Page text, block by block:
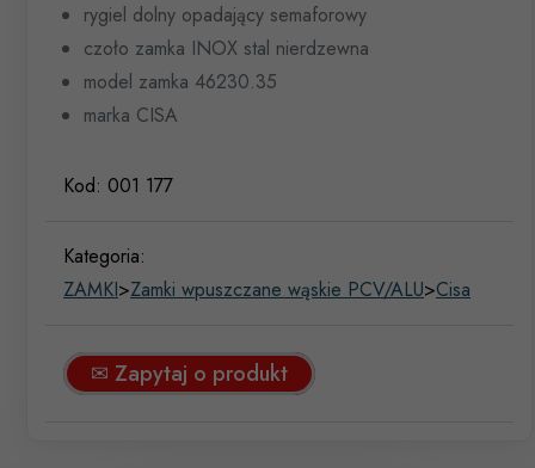
rygiel dolny opadający semaforowy
czoło zamka INOX stal nierdzewna
model zamka 46230.35
marka CISA
Kod: 001 177
Kategoria:
ZAMKI>Zamki wpuszczane wąskie PCV/ALU>Cisa
✉ Zapytaj o produkt